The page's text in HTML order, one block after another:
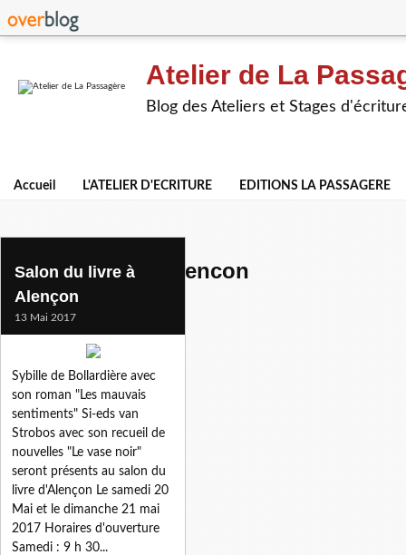
Atelier de La
Blog des Ateliers et Stages
Accueil L'ATELIER D'ECRITURE EDITIONS LA PASSAGERE
salon du livre d'alencon
Salon du livre à
Alençon
13 Mai 2017
Sybille de Bollardière avec
son roman "Les mauvais
sentiments" Si-eds van
Strobos avec son recueil de
nouvelles "Le vase noir"
seront présents au salon du
livre d'Alençon Le samedi 20
Mai et le dimanche 21 mai
2017 Horaires d'ouverture
Samedi : 9 h 30...